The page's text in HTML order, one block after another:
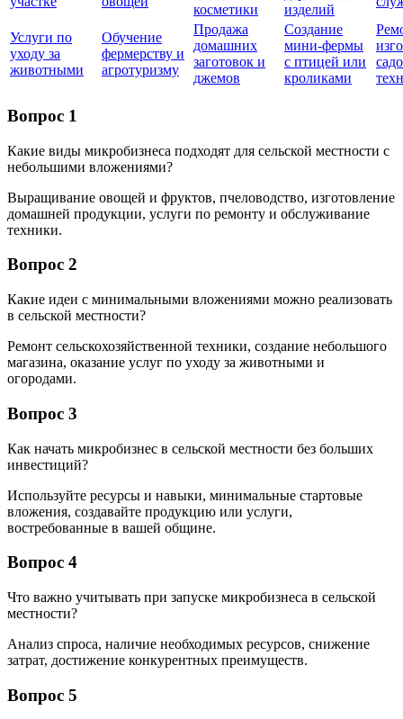
косметики
изделий
Услуги по
уходу за
животными
Обучение
фермерству и
агротуризму
Продажа
домашних
заготовок и
джемов
Создание
мини-фермы
с птицей или
кроликами
Вопрос 1
Какие виды микробизнеса подходят для сельской местности с
небольшими вложениями?
Выращивание овощей и фруктов, пчеловодство, изготовление
домашней продукции, услуги по ремонту и обслуживание
техники.
Вопрос 2
Какие идеи с минимальными вложениями можно реализовать
в сельской местности?
Ремонт сельскохозяйственной техники, создание небольшого
магазина, оказание услуг по уходу за животными и
огородами.
Вопрос 3
Как начать микробизнес в сельской местности без больших
инвестиций?
Используйте ресурсы и навыки, минимальные стартовые
вложения, создавайте продукцию или услуги,
востребованные в вашей общине.
Вопрос 4
Что важно учитывать при запуске микробизнеса в сельской
местности?
Анализ спроса, наличие необходимых ресурсов, снижение
затрат, достижение конкурентных преимуществ.
Вопрос 5